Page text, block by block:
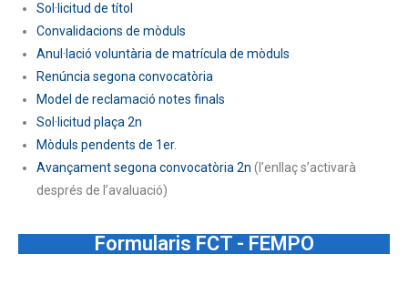
Sol·licitud de títol
Convalidacions de mòduls
Anul·lació voluntària de matrícula de mòduls
Renúncia segona convocatòria
Model de reclamació notes finals
Sol·licitud plaça 2n
Mòduls pendents de 1er.
Avançament segona convocatòria 2n (l’enllaç s’activarà
després de l’avaluació)
Formularis FCT - FEMPO